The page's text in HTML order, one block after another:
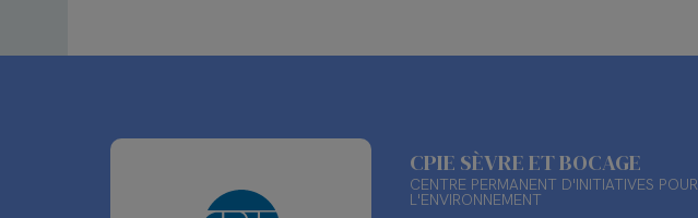
CPIE SÈVRE ET BOCAGE
CENTRE PERMANENT D'INITIATIVES POUR
L'ENVIRONNEMENT